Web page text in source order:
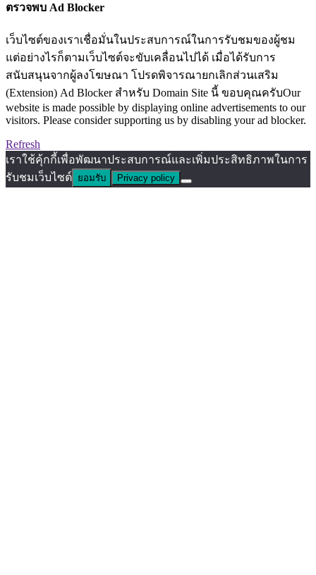
ตรวจพบ Ad Blocker
เว็บไซต์ของเราเชื่อมั่นในประสบการณ์ในการรับชมของผู้ชม
แต่อย่างไรก็ตามเว็บไซต์จะขับเคลื่อนไปได้ เมื่อได้รับการ
สนับสนุนจากผู้ลงโฆษณา โปรดพิจารณายกเลิกส่วนเสริม
(Extension) Ad Blocker สำหรับ Domain Site นี้ ขอบคุณครับOur
website is made possible by displaying online advertisements to our
visitors. Please consider supporting us by disabling your ad blocker.
Refresh
เราใช้คุ้กกี้เพื่อพัฒนาประสบการณ์และเพิ่มประสิทธิภาพในการ
รับชมเว็บไซต์ ยอมรับ Privacy policy